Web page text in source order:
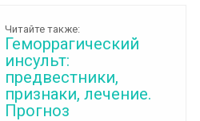
Читайте также:
Геморрагический
инсульт:
предвестники,
признаки, лечение.
Прогноз